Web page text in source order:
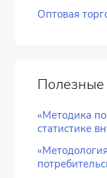
Оптовая
Полезные
«Методика
статистике